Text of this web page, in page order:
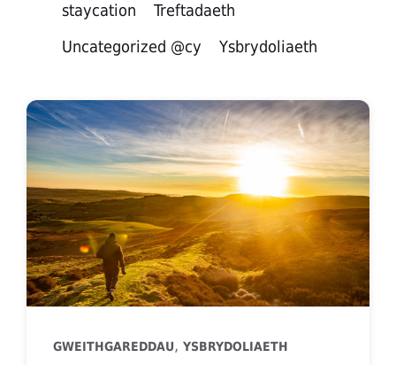
staycation
Treftadaeth
Uncategorized @cy
Ysbrydoliaeth
GWEITHGAREDDAU, YSBRYDOLIAETH